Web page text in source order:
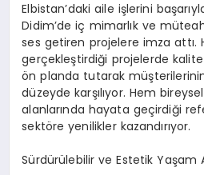
Elbistan’daki aile işlerini
Didim’de iç mimarlık ve
ses getiren projelere imza attı.
gerçekleştirdiği projelerde kalite
ön planda tutarak
düzeyde karşılıyor. Hem
alanlarında hayata geçirdiği
sektöre yenilikler kazandırıyor.
Sürdürülebilir ve Estetik Yaşam